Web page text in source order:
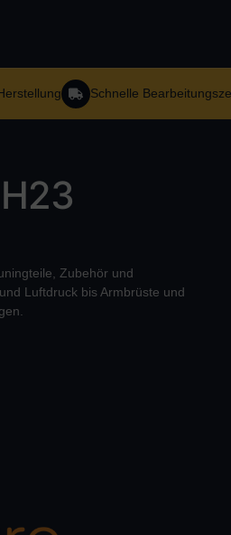
Schnelle
Zubehör und
Luftdruck bis Armbrüste und